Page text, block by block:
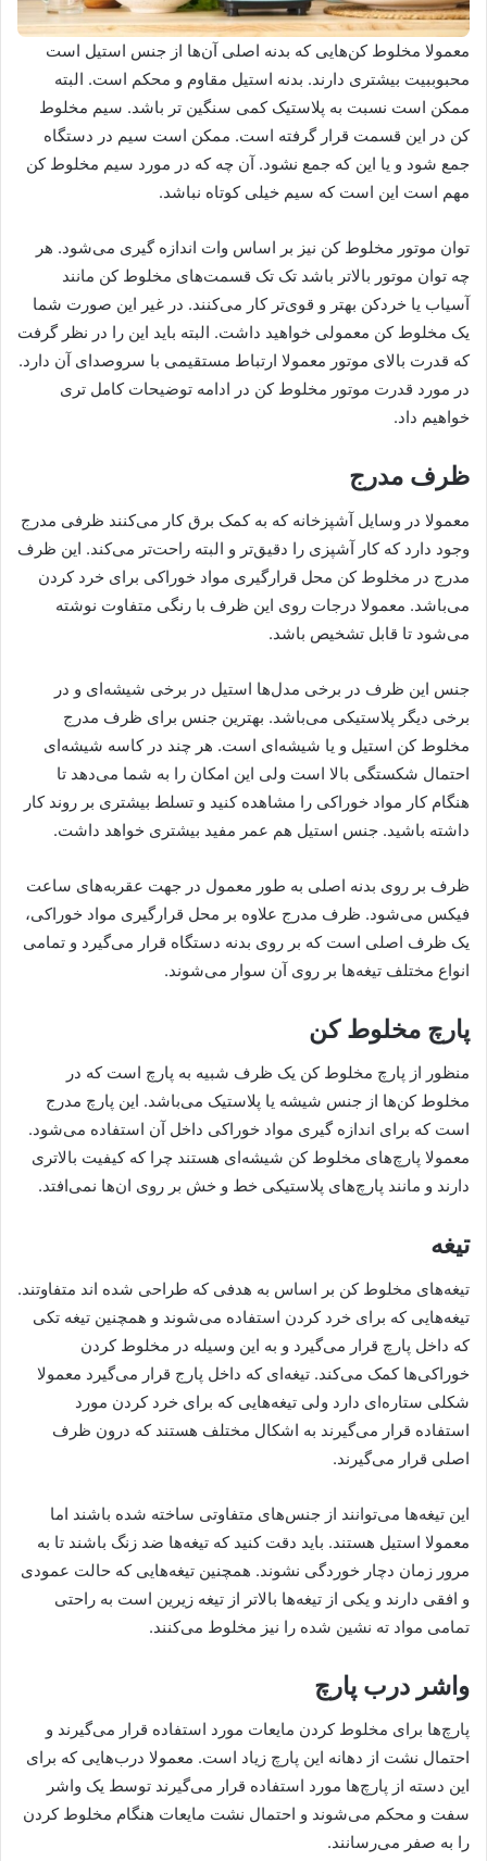
معمولا مخلوط کن‌هایی که بدنه اصلی آن‌ها از جنس استیل است
محبوببیت بیشتری دارند. بدنه استیل مقاوم و محکم است. البته
ممکن است نسبت به پلاستیک کمی سنگین تر باشد. سیم مخلوط
کن در این قسمت قرار گرفته است. ممکن است سیم در دستگاه
جمع شود و یا این که جمع نشود. آن چه که در مورد سیم مخلوط کن
مهم است این است که سیم خیلی کوتاه نباشد.
توان موتور مخلوط کن نیز بر اساس وات اندازه گیری می‌شود. هر
چه توان موتور بالاتر باشد تک تک قسمت‌های مخلوط کن مانند
آسیاب یا خردکن بهتر و قوی‌تر کار می‌کنند. در غیر این صورت شما
یک مخلوط کن معمولی خواهید داشت. البته باید این را در نظر گرفت
که قدرت بالای موتور معمولا ارتباط مستقیمی با سروصدای آن دارد.
در مورد قدرت موتور مخلوط کن در ادامه توضیحات کامل تری
خواهیم داد.
ظرف مدرج
معمولا در وسایل آشپزخانه که به کمک برق کار می‌کنند ظرفی مدرج
وجود دارد که کار آشپزی را دقیق‌تر و البته راحت‌تر می‌کند. این ظرف
مدرج در مخلوط کن محل قرارگیری مواد خوراکی برای خرد کردن
می‌باشد. معمولا درجات روی این ظرف با رنگی متفاوت نوشته
می‌شود تا قابل تشخیص باشد.
جنس این ظرف در برخی مدل‌ها استیل در برخی شیشه‌ای و در
برخی دیگر پلاستیکی می‌باشد. بهترین جنس برای ظرف مدرج
مخلوط کن استیل و یا شیشه‌ای است. هر چند در کاسه شیشه‌ای
احتمال شکستگی بالا است ولی این امکان را به شما می‌دهد تا
هنگام کار مواد خوراکی را مشاهده کنید و تسلط بیشتری بر روند کار
داشته باشید. جنس استیل هم عمر مفید بیشتری خواهد داشت.
ظرف بر روی بدنه اصلی به طور معمول در جهت عقربه‌های ساعت
فیکس می‌شود. ظرف مدرج علاوه بر محل قرارگیری مواد خوراکی،
یک ظرف اصلی است که بر روی بدنه دستگاه قرار می‌گیرد و تمامی
انواع مختلف تیغه‌ها بر روی آن سوار می‌شوند.
پارچ مخلوط کن
منظور از پارچ مخلوط کن یک ظرف شبیه به پارچ است که در
مخلوط کن‌ها از جنس شیشه یا پلاستیک می‌باشد. این پارچ مدرج
است که برای اندازه گیری مواد خوراکی داخل آن استفاده می‌شود.
معمولا پارچ‌های مخلوط کن شیشه‌ای هستند چرا که کیفیت بالاتری
دارند و مانند پارچ‌های پلاستیکی خط و خش بر روی ان‌ها نمی‌افتد.
تیغه
تیغه‌های مخلوط کن بر اساس به هدفی که طراحی شده اند متفاوتند.
تیغه‌هایی که برای خرد کردن استفاده می‌شوند و همچنین تیغه تکی
که داخل پارچ قرار می‌گیرد و به این وسیله در مخلوط کردن
خوراکی‌ها کمک می‌کند. تیغه‌ای که داخل پارج قرار می‌گیرد معمولا
شکلی ستاره‌ای دارد ولی تیغه‌هایی که برای خرد کردن مورد
استفاده قرار می‌گیرند به اشکال مختلف هستند که درون ظرف
اصلی قرار می‌گیرند.
این تیغه‌ها می‌توانند از جنس‌های متفاوتی ساخته شده باشند اما
معمولا استیل هستند. باید دقت کنید که تیغه‌ها ضد زنگ باشند تا به
مرور زمان دچار خوردگی نشوند. همچنین تیغه‌هایی که حالت عمودی
و افقی دارند و یکی از تیغه‌ها بالاتر از تیغه زیرین است به راحتی
تمامی مواد ته نشین شده را نیز مخلوط می‌کنند.
واشر درب پارچ
پارچ‌ها برای مخلوط کردن مایعات مورد استفاده قرار می‌گیرند و
احتمال نشت از دهانه این پارچ زیاد است. معمولا درب‌هایی که برای
این دسته از پارچ‌ها مورد استفاده قرار می‌گیرند توسط یک واشر
سفت و محکم می‌شوند و احتمال نشت مایعات هنگام مخلوط کردن
را به صفر می‌رسانند.